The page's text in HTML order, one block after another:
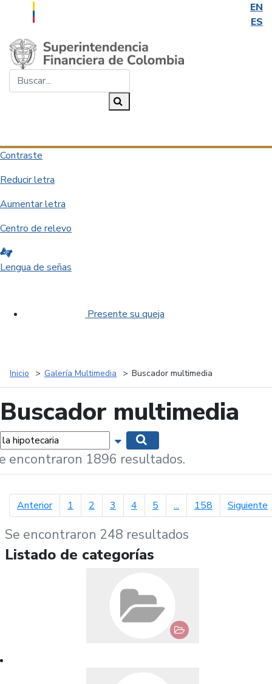
EN
ES
Saltar al contenido principal
Contraste
Reducir letra
Aumentar letra
Centro de relevo
Lengua de señas
Presente su queja
Inicio Galería Multimedia Buscador multimedia
Buscador multimedia
Mostrar opciones de búsqueda
encontraron 1896 resultados.
Anteriorpágina anterior
1 2 3 4 5 ... 158 Siguiente
Se encontraron 248 resultados
Listado de categorías